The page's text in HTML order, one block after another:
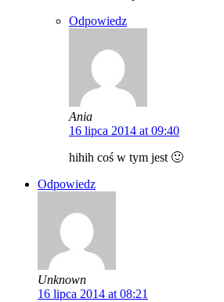
Odpowiedz
Ania
16 lipca 2014 at 09:40
hihih coś w tym jest 🙂
Odpowiedz
Unknown
16 lipca 2014 at 08:21